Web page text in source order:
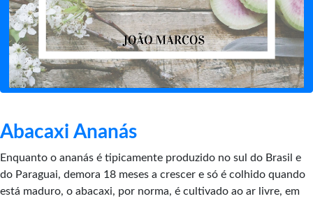
Abacaxi Ananás
Enquanto o ananás é tipicamente produzido no sul do Brasil e
do Paraguai, demora 18 meses a crescer e só é colhido quando
está maduro, o abacaxi, por norma, é cultivado ao ar livre, em